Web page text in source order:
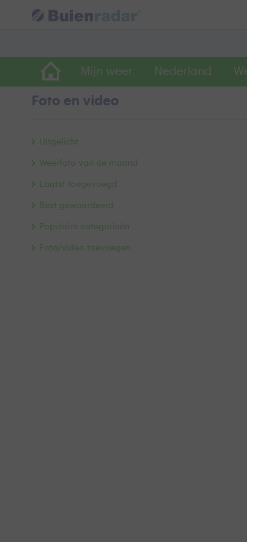
Mijn weer Nederland
Foto en video
Uitgelicht
Weerfoto van de maand
Laatst toegevoegd
Best gewaardeerd
Populaire categorieën
Foto/video toevoegen